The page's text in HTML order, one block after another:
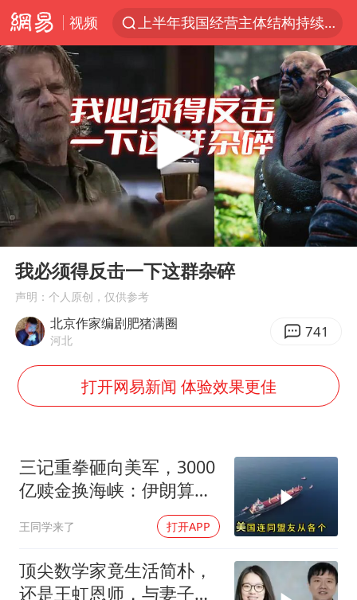
视频
上半年我国经营主体结构持续优化
王传君 《披荆斩棘》
上海：5号线16号线浦江线全线停运
白海豚预计将在浙江苍南到三门一带登陆
今日15时起福州地铁高架区段停运
国足U17与阿森纳决赛取消 并列冠军
王艺迪2-4不敌张本美和止步4强
上门女婿出轨女邻居多年被判重婚罪
2025年小学教师减少13.19万
王艺迪无缘横滨赛决赛
泰国：高度重视中国游客旅游体验
《龙餐馆》 冲奖
白海豚5次眼壁置换
构建更高水平的全民健身公共服务体系
Play
00:00 03:10
我必须得反击一下这群杂碎
声明：个人原创，仅供参考
北京作家编剧肥猪满圈
河北 741
打开网易新闻 体验效果更佳
三记重拳砸向美军，3000
亿赎金换海峡：伊朗算准
王同学来了 打开APP
顶尖数学家竟生活简朴，
还是王虹恩师，与妻子合